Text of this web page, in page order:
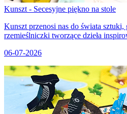
Kunszt - Secesyjne piękno na stole
Kunszt przenosi nas do świata
rzemieślniczki tworzące dzieła
06-07-2026